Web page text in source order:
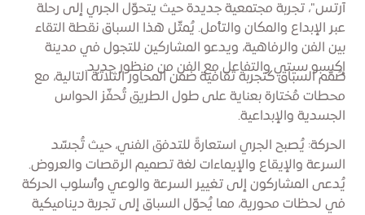
آرتس"، تجربة مجتمعية جديدة حيث يتحوّل الجري إلى رحلة
عبر الإبداع والمكان والتأمل. يُمثّل هذا السباق نقطة التقاء
بين الفن والرفاهية، ويدعو المشاركين للتجول في مدينة
إكسبو سيتي والتفاعل مع الفن من منظور جديد.
صُمّم السباق كتجربة ثقافية ضمن المحاور الثلاثة التالية، مع
محطات مُختارة بعناية على طول الطريق تُحفّز الحواس
الجسدية والإبداعية.
الحركة: يُصبح الجري استعارةً للتدفق الفني، حيث تُجسّد
السرعة والإيقاع والإيماءات لغة تصميم الرقصات والعروض.
يُدعى المشاركون إلى تغيير السرعة والوعي وأسلوب الحركة
في لحظات محورية، مما يُحوّل السباق إلى تجربة ديناميكية